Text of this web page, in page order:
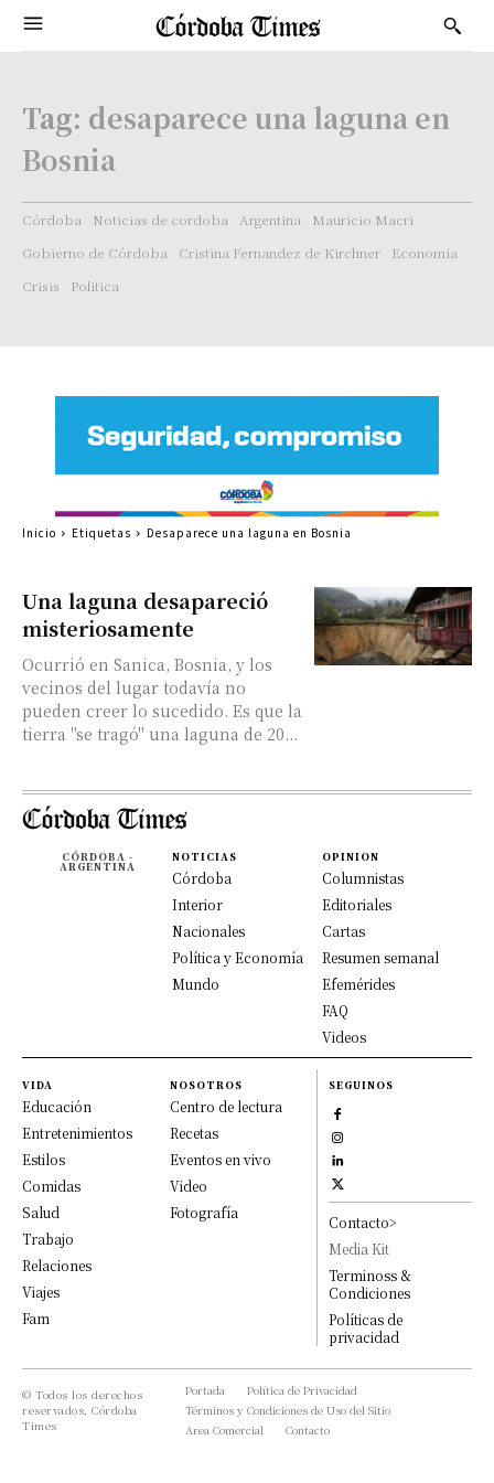
Tag: desaparece una laguna en
Bosnia
Córdoba Noticias de cordoba Argentina
Mauricio Macri
Gobierno de Córdoba
Cristina Fernandez de Kirchner
Economía
Crisis
Politica
Una laguna desapareció
misteriosamente
Ocurrió en Sanica, Bosnia, y los
vecinos del lugar todavía no
pueden creer lo sucedido. Es que la
tierra "se tragó" una laguna de 20...
Inicio Etiquetas Desaparece una laguna en Bosnia
CÓRDOBA -
ARGENTINA
NOTICIAS
Córdoba
Interior
Nacionales
Política y Economía
Mundo
OPINION
Columnistas
Editoriales
Cartas
Resumen semanal
Efemérides
FAQ
Videos
VIDA
Educación
Entretenimientos
Estilos
Comidas
Salud
Trabajo
Relaciones
Viajes
Fam
NOSOTROS
Centro de lectura
Recetas
Eventos en vivo
Video
Fotografía
SEGUINOS
Contacto>
Media Kit
Terminoss &
Condiciones
Políticas de
privacidad
© Todos los derechos
reservados, Córdoba
Times
Portada
Política de Privacidad
Términos y Condiciones de Uso del Sitio
Area Comercial
Contacto